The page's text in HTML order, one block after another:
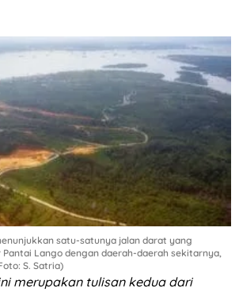
satu-satunya jalan darat yang
Lango dengan daerah-daerah sekitarnya,
S. Satria)
merupakan tulisan kedua dari